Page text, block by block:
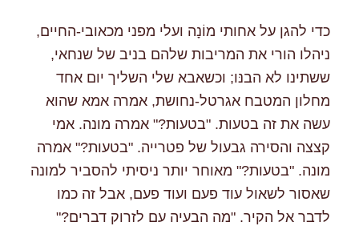
כדי להגן על אחותי מוֹנָה ועלי מפני מכאובי-החיים,
ניהלו הורי את המריבות שלהם בניב של שנחאי,
ששתינו לא הבנּו; וכשאבא שלי השליך יום אחד
מחלון המטבח אגרטל-נחושת, אמרה אמא שהוא
עשה את זה בטעות. "בטעות?" אמרה מונה. אמי
קצצה והסירה גבעול של פטרייה. "בטעות?" אמרה
מונה. "בטעות?" מאוחר יותר ניסיתי להסביר למונה
שאסור לשאול עוד פעם ועוד פעם, אבל זה כמו
לדבר אל הקיר. "מה הבעיה עם לזרוק דברים?"